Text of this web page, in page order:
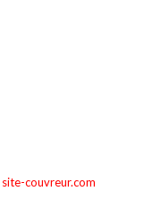
site-couvreur.com